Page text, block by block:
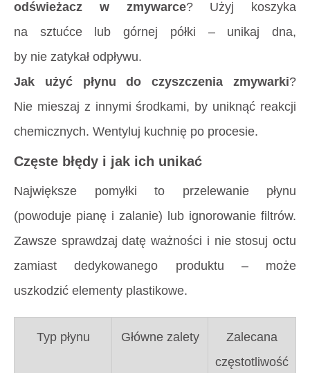
odświeżacz w zmywarce? Użyj koszyka
na sztućce lub górnej półki – unikaj dna,
by nie zatykał odpływu.
Jak użyć płynu do czyszczenia zmywarki?
Nie mieszaj z innymi środkami, by uniknąć reakcji
chemicznych. Wentyluj kuchnię po procesie.
Częste błędy i jak ich unikać
Największe pomyłki to przelewanie płynu
(powoduje pianę i zalanie) lub ignorowanie filtrów.
Zawsze sprawdzaj datę ważności i nie stosuj octu
zamiast dedykowanego produktu – może
uszkodzić elementy plastikowe.
Typ płynu Główne zalety
Zalecana
częstotliwość